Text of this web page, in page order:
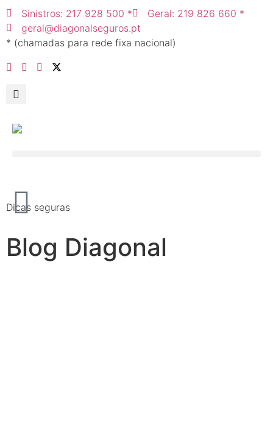
Sinistros: 217 928 500 *
Geral: 219 826 660 *
geral@diagonalseguros.pt
* (chamadas para rede fixa nacional)
Dicas seguras
Blog Diagonal